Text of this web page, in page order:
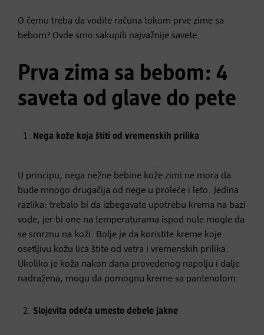
O čemu treba da vodite računa tokom prve zime sa
bebom? Ovde smo sakupili najvažnije savete.
Prva zima sa bebom: 4
saveta od glave do pete
Nega kože koja štiti od vremenskih prilika
U principu, nega nežne bebine kože zimi ne mora da
bude mnogo drugačija od nege u proleće i leto. Jedina
razlika: trebalo bi da izbegavate upotrebu krema na bazi
vode, jer bi one na temperaturama ispod nule mogle da
se smrznu na koži. Bolje je da koristite kreme koje
osetljivu kožu lica štite od vetra i vremenskih prilika.
Ukoliko je koža nakon dana provedenog napolju i dalje
nadražena, mogu da pomognu kreme sa pantenolom.
Slojevita odeća umesto debele jakne